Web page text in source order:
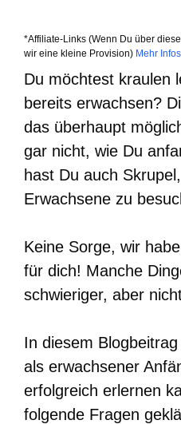
*Affiliate-Links (Wenn Du über
wir eine kleine Provision) Mehr Infos
Du möchtest kraulen
bereits erwachsen?
das überhaupt
gar nicht, wie Du
hast Du auch
Erwachsene zu
Keine Sorge, wir
für dich! Manche
schwieriger, aber
In diesem
als erwachsener
erfolgreich erlernen
folgende Fragen